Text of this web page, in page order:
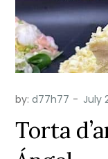
by:d77h77
Torta